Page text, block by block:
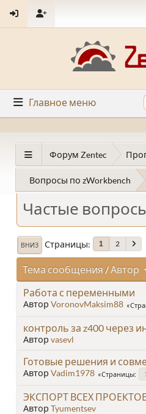
Главное меню
Форум Zentec
Вопросы по zWorkbench
Частые
ВНИЗ Страницы 1 2
Тема сообщения / Автор
Работа с переменными
Автор VoronovMaksim88
контроль за z400 через
Автор vasevl
Готовые решения и
Автор Vadim1978 Страницы
ЭКСПОРТ ВСЕХ
Автор Tyumentsev